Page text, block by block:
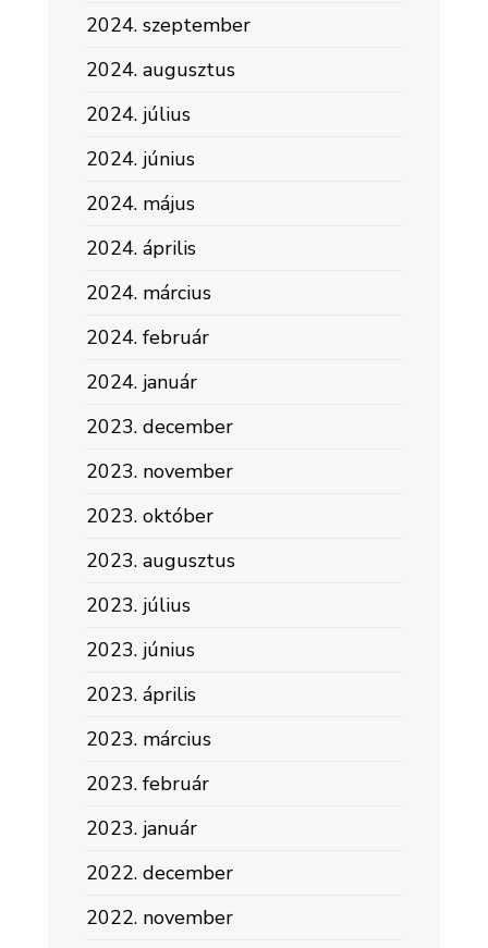
2024. szeptember
2024. augusztus
2024. július
2024. június
2024. május
2024. április
2024. március
2024. február
2024. január
2023. december
2023. november
2023. október
2023. augusztus
2023. július
2023. június
2023. április
2023. március
2023. február
2023. január
2022. december
2022. november